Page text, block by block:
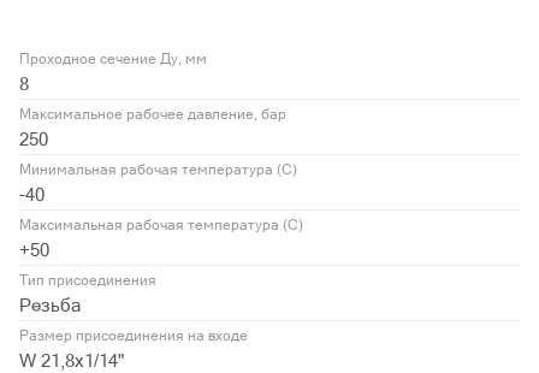
Проходное сечение Ду, мм
8
Максимальное рабочее давление, бар
250
Минимальная рабочая температура (С)
-40
Максимальная рабочая температура (С)
+50
Тип присоединения
Резьба
Размер присоединения на входе
W 21,8x1/14"